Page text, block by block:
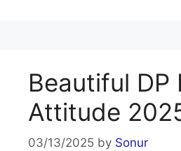
Beautiful DP
Attitude
03/13/2025 by Sonur